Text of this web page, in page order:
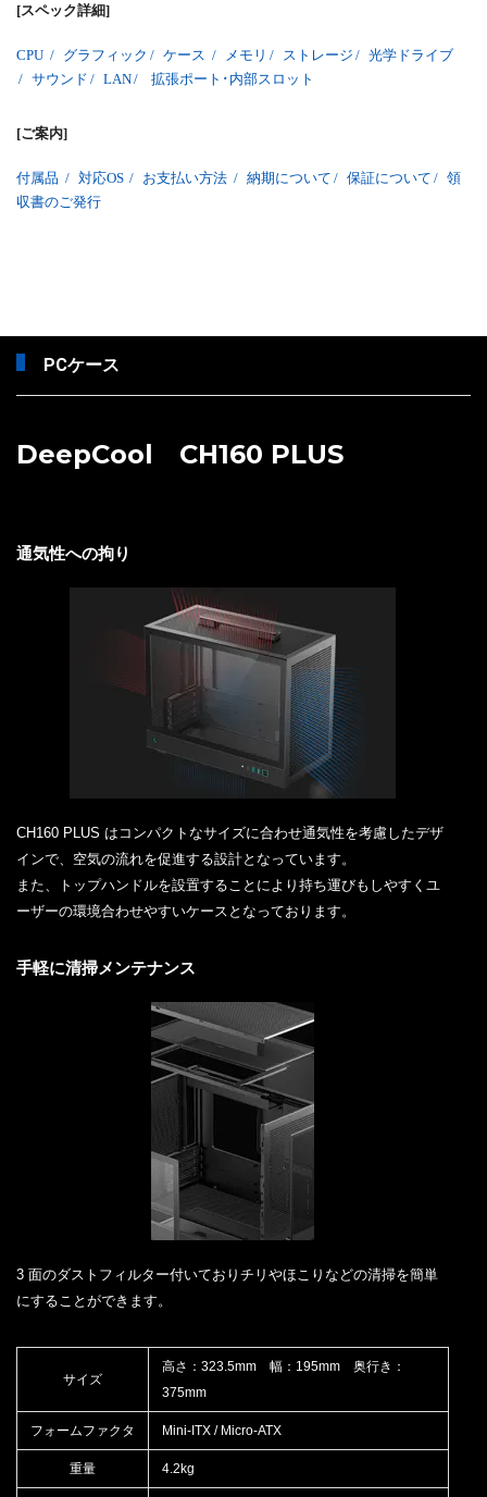
[スペック詳細]
CPU / グラフィック / ケース / メモリ / ストレージ / 光学ドライブ
/ サウンド / LAN/ 拡張ポート･内部スロット
[ご案内]
付属品 / 対応OS / お支払い方法 / 納期について / 保証について / 領
収書のご発行
PCケース
DeepCool CH160 PLUS
通気性への拘り
CH160 PLUS はコンパクトなサイズに合わせ通気性を考慮したデザ
インで、空気の流れを促進する設計となっています。
また、トップハンドルを設置することにより持ち運びもしやすくユ
ーザーの環境合わせやすいケースとなっております。
手軽に清掃メンテナンス
3 面のダストフィルター付いておりチリやほこりなどの清掃を簡単
にすることができます。
サイズ
高さ：323.5mm 幅：195mm 奥行き：
375mm
フォームファクタ Mini-ITX / Micro-ATX
重量 4.2kg